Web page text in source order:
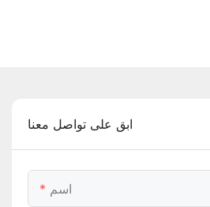
ابق على تواصل معنا
اسم